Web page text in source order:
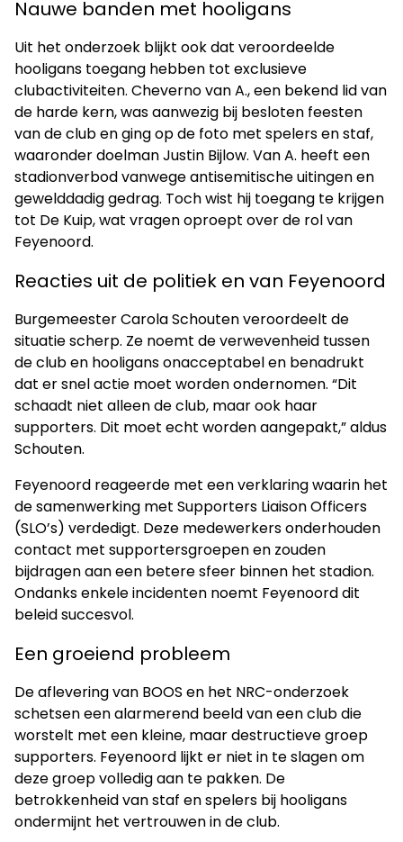
Nauwe banden met hooligans
Uit het onderzoek blijkt ook dat veroordeelde
hooligans toegang hebben tot exclusieve
clubactiviteiten. Cheverno van A., een bekend lid van
de harde kern, was aanwezig bij besloten feesten
van de club en ging op de foto met spelers en staf,
waaronder doelman Justin Bijlow. Van A. heeft een
stadionverbod vanwege antisemitische uitingen en
gewelddadig gedrag. Toch wist hij toegang te krijgen
tot De Kuip, wat vragen oproept over de rol van
Feyenoord.
Reacties uit de politiek en van Feyenoord
Burgemeester Carola Schouten veroordeelt de
situatie scherp. Ze noemt de verwevenheid tussen
de club en hooligans onacceptabel en benadrukt
dat er snel actie moet worden ondernomen. “Dit
schaadt niet alleen de club, maar ook haar
supporters. Dit moet echt worden aangepakt,” aldus
Schouten.
Feyenoord reageerde met een verklaring waarin het
de samenwerking met Supporters Liaison Officers
(SLO’s) verdedigt. Deze medewerkers onderhouden
contact met supportersgroepen en zouden
bijdragen aan een betere sfeer binnen het stadion.
Ondanks enkele incidenten noemt Feyenoord dit
beleid succesvol.
Een groeiend probleem
De aflevering van BOOS en het NRC-onderzoek
schetsen een alarmerend beeld van een club die
worstelt met een kleine, maar destructieve groep
supporters. Feyenoord lijkt er niet in te slagen om
deze groep volledig aan te pakken. De
betrokkenheid van staf en spelers bij hooligans
ondermijnt het vertrouwen in de club.